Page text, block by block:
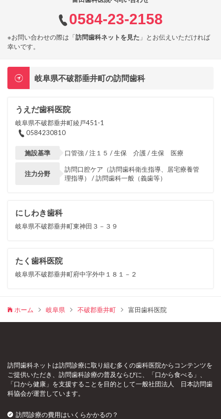
0584-23-2158
※お問い合わせの際は「訪問歯科ネットを見た 」とお伝えいただければ
幸いです。
岐阜県不破郡垂井町の訪問歯科
うえだ歯科医院
岐阜県不破郡垂井町綾戸451-1
0584230810
施設基準 口管強 / 注１５ / 生保 介護 / 生保 医療
注力分野
訪問口腔ケア（訪問歯科衛生指導、居宅療養管
理指導） / 訪問歯科一般（義歯等）
にしわき歯科
岐阜県不破郡垂井町東神田３－３９
たく歯科医院
岐阜県不破郡垂井町府中字外中１８１－２
ホーム 岐阜県 不破郡垂井町 富田歯科医院
訪問歯科ネットは訪問診療に取り組む多くの歯科医院からコンテンツを
ご提供いただき、訪問歯科診療の普及ならびに、「口から食べる」、
「口から健康」を支援することを目的として一般社団法人 日本訪問歯
科協会が運営しています。
訪問診療の費用はいくらかかるの？